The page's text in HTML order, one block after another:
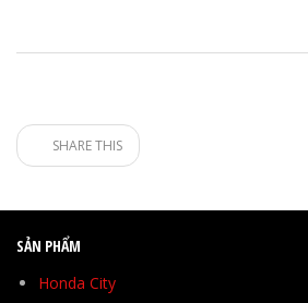
SHARE THIS
SẢN PHẨM
Honda City